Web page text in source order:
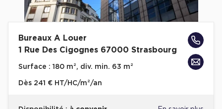
Bureaux A Louer
1 Rue Des Cigognes 67000 Strasbourg
Surface : 180 m², div. min. 63 m²
Dès 241 € HT/HC/m²/an